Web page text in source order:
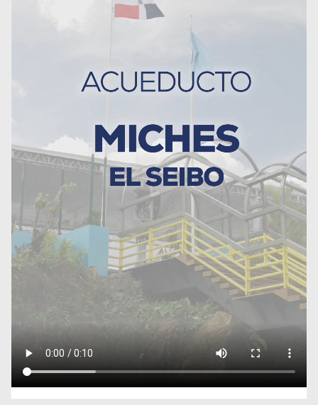
Ministerio de Deportes
entrega RD 800,000 para
celebración de la XI Copa
Metropolitana de Voleibol